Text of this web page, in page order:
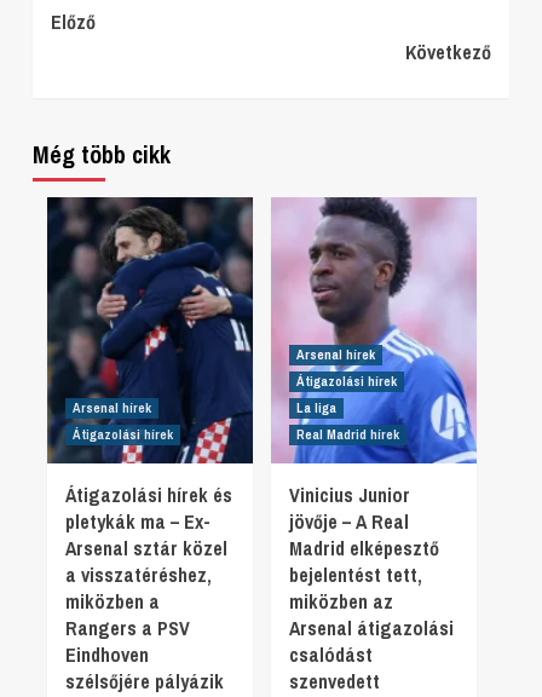
Continue
Előző
Következő
Még több cikk
Arsenal hírek
Átigazolási hírek
Átigazolási hírek és
pletykák ma – Ex-
Arsenal sztár közel
a visszatéréshez,
miközben a
Rangers a PSV
Eindhoven
szélsőjére pályázik
Arsenal hírek
Átigazolási hírek
La liga
Real Madrid hírek
Vinicius Junior
jövője – A Real
Madrid elképesztő
bejelentést tett,
miközben az
Arsenal átigazolási
csalódást
szenvedett